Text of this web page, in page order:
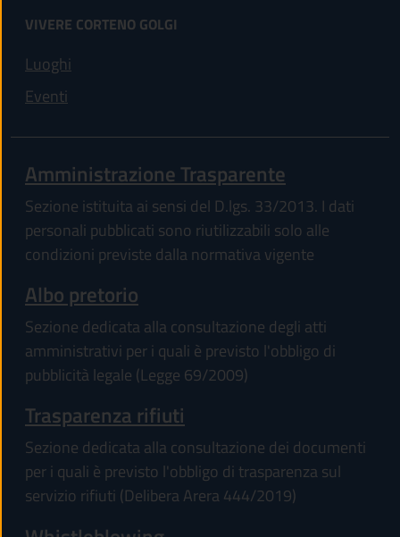
VIVERE CORTENO GOLGI
Luoghi
Eventi
Amministrazione Trasparente
Sezione istituita ai sensi del D.lgs. 33/2013. I dati
personali pubblicati sono riutilizzabili solo alle
condizioni previste dalla normativa vigente
Albo pretorio
Sezione dedicata alla consultazione degli atti
amministrativi per i quali è previsto l'obbligo di
pubblicità legale (Legge 69/2009)
Trasparenza rifiuti
Sezione dedicata alla consultazione dei documenti
per i quali è previsto l'obbligo di trasparenza sul
servizio rifiuti (Delibera Arera 444/2019)